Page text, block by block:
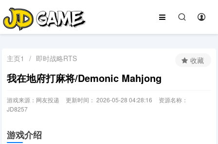
主页1 / 即时战略RTS
我在地府打麻将/Demonic Mahjong
游戏来源：网友投递 更新时间： 2026-05-28 04:28:16
资源名称：
JD8257
收藏
游戏介绍